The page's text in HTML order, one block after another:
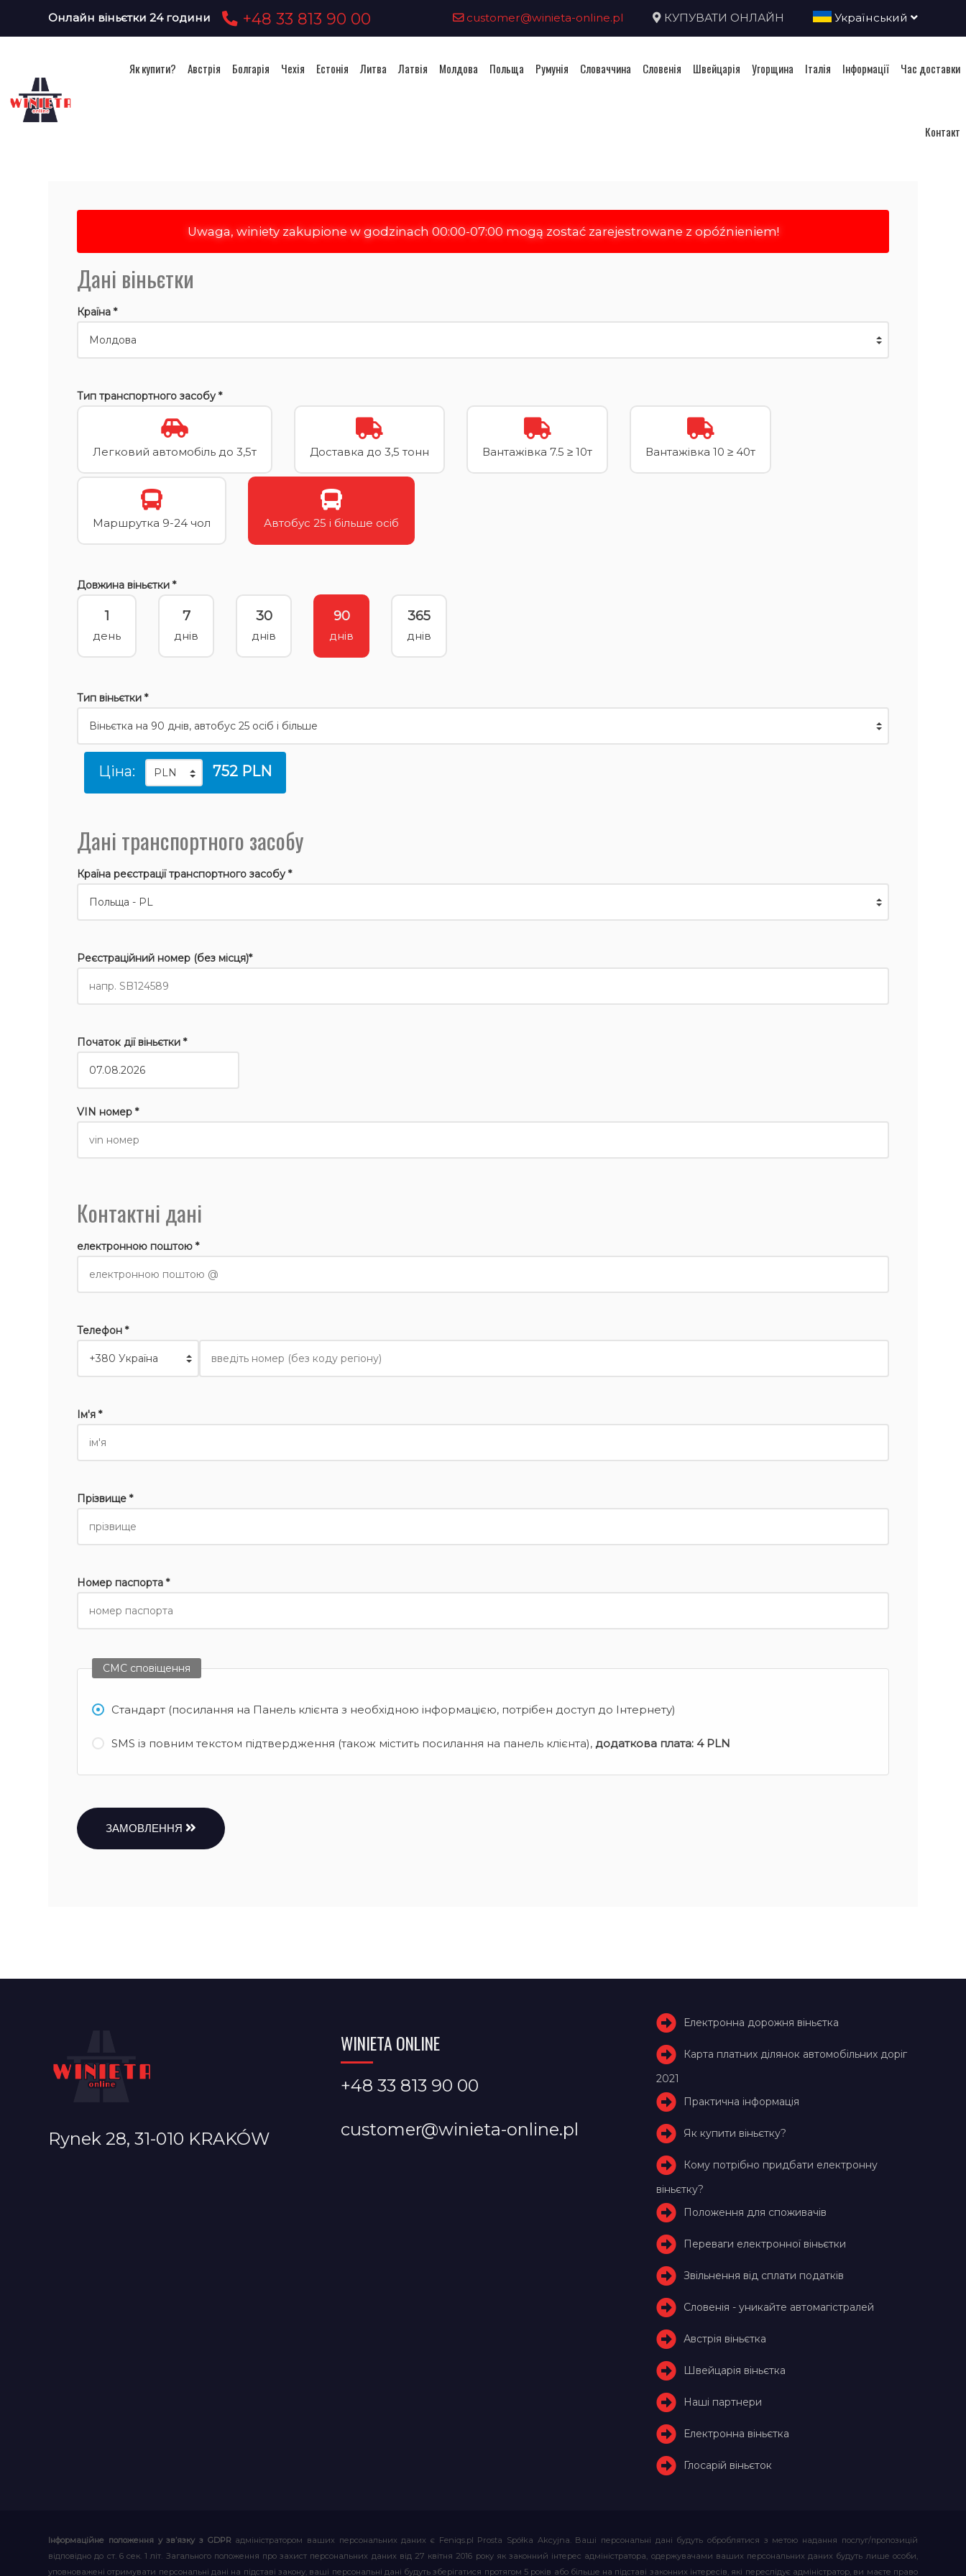
Онлайн віньєтки 24 години +48 33 813 90 00 customer@winieta-online.pl КУПУВАТИ ОНЛАЙН Український
Як купити? Австрія Болгарія Чехія Естонія Литва Латвія Молдова Польща Румунія Словаччина Словенія Швейцарія Угорщина Італія Інформації Час доставки
Контакт
Uwaga, winiety zakupione w godzinach 00:00-07:00 mogą zostać zarejestrowane z opóźnieniem!
Дані віньєтки
Країна *
Тип транспортного засобу *
Легковий автомобіль до 3,5т Доставка до 3,5 тонн Вантажівка 7.5 ≥ 10т Вантажівка 10 ≥ 40т
Маршрутка 9-24 чол Автобус 25 і більше осіб
Довжина віньєтки *
1
день
7
днів
30
днів
90
днів
365
днів
Тип віньєтки *
Ціна: 752 PLN
Дані транспортного засобу
Країна реєстрації транспортного засобу *
Реєстраційний номер (без місця)*
Початок дії віньєтки *
VIN номер *
Контактні дані
електронною поштою *
Телефон *
Ім'я *
Прізвище *
Номер паспорта *
СМС сповіщення
Стандарт (посилання на Панель клієнта з необхідною інформацією, потрібен доступ до Інтернету)
SMS із повним текстом підтвердження (також містить посилання на панель клієнта),додаткова плата: 4 PLN
ЗАМОВЛЕННЯ
Rynek 28, 31-010 KRAKÓW
WINIETA ONLINE
+48 33 813 90 00
customer@winieta-online.pl
Електронна дорожня віньєтка
Карта платних ділянок автомобільних доріг
2021
Практична інформація
Як купити віньєтку?
Кому потрібно придбати електронну
віньєтку?
Положення для споживачів
Переваги електронної віньєтки
Звільнення від сплати податків
Словенія - уникайте автомагістралей
Австрія віньєтка
Швейцарія віньєтка
Наші партнери
Електронна віньєтка
Глосарій віньєток
Інформаційне положення у зв’язку з GDPR адміністратором ваших персональних даних є Feniqs.pl Prosta Spółka Akcyjna. Ваші персональні дані будуть оброблятися з метою надання послуг/пропозицій
відповідно до ст. 6 сек. 1 літ. Загального положення про захист персональних даних від 27 квітня 2016 року як законний інтерес адміністратора, одержувачами ваших персональних даних будуть лише особи,
уповноважені отримувати персональні дані на підставі закону, ваші персональні дані будуть зберігатися протягом 5 років або більше на підставі законних інтересів, які переслідує адміністратор, ви маєте право